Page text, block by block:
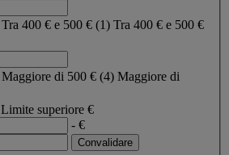
Tra 400 € e 500 € (1) Tra 400 € e 500 €
Maggiore di 500 € (4) Maggiore di
Limite superiore €
- €